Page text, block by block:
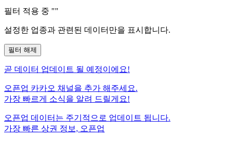
필터 적용 중 ""
설정한 업종과 관련된 데이터만을 표시합니다.
필터 해제
곧 데이터 업데이트 될 예정이에요!
오픈업 카카오 채널을 추가 해주세요.
가장 빠르게 소식을 알려 드릴게요!
오픈업 데이터는 주기적으로 업데이트 됩니다.
가장 빠른 상권 정보, 오픈업